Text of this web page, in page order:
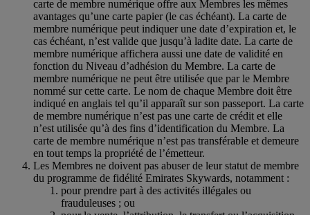
carte de membre numérique offre aux Membres les mêmes
avantages qu’une carte papier (le cas échéant). La carte de
membre numérique peut indiquer une date d’expiration et, le
cas échéant, n’est valide que jusqu’à ladite date. La carte de
membre numérique affichera aussi une date de validité en
fonction du Niveau d’adhésion du Membre. La carte de
membre numérique ne peut être utilisée que par le Membre
nommé sur cette carte. Le nom de chaque Membre doit être
indiqué en anglais tel qu’il apparaît sur son passeport. La carte
de membre numérique n’est pas une carte de crédit et elle
n’est utilisée qu’à des fins d’identification du Membre. La
carte de membre numérique n’est pas transférable et demeure
en tout temps la propriété de l’émetteur.
Les Membres ne doivent pas abuser de leur statut de membre
du programme de fidélité Emirates Skywards, notamment :
pour prendre part à des activités illégales ou
frauduleuses ; ou